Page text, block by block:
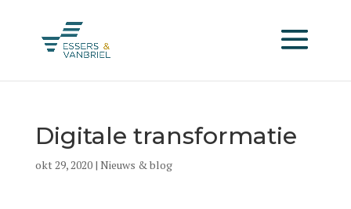
Digitale transformatie
okt 29, 2020| Nieuws & blog